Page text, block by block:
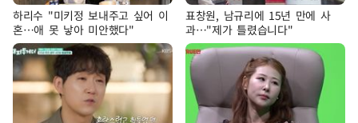
하리수 "미키정 보내주고 싶어 이
혼…애 못 낳아 미안했다"
표창원, 남규리에 15년 만에 사
과…"제가 틀렸습니다"